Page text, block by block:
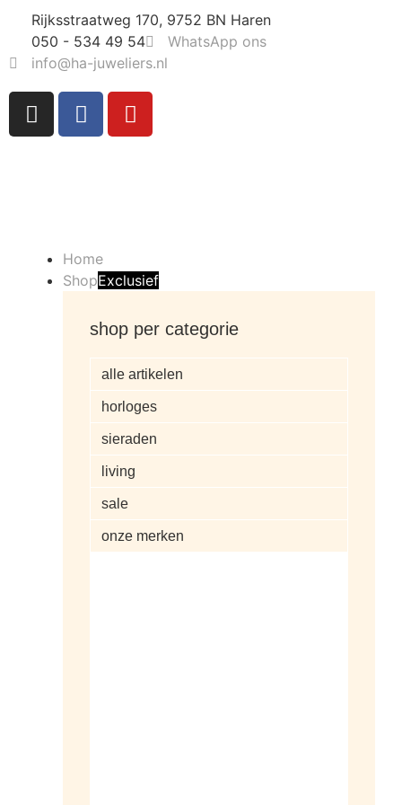
Rijksstraatweg 170, 9752 BN Haren
050 - 534 49 54
WhatsApp ons
info@ha-juweliers.nl
Home
ShopExclusief
shop per categorie
alle artikelen
horloges
sieraden
living
sale
onze merken